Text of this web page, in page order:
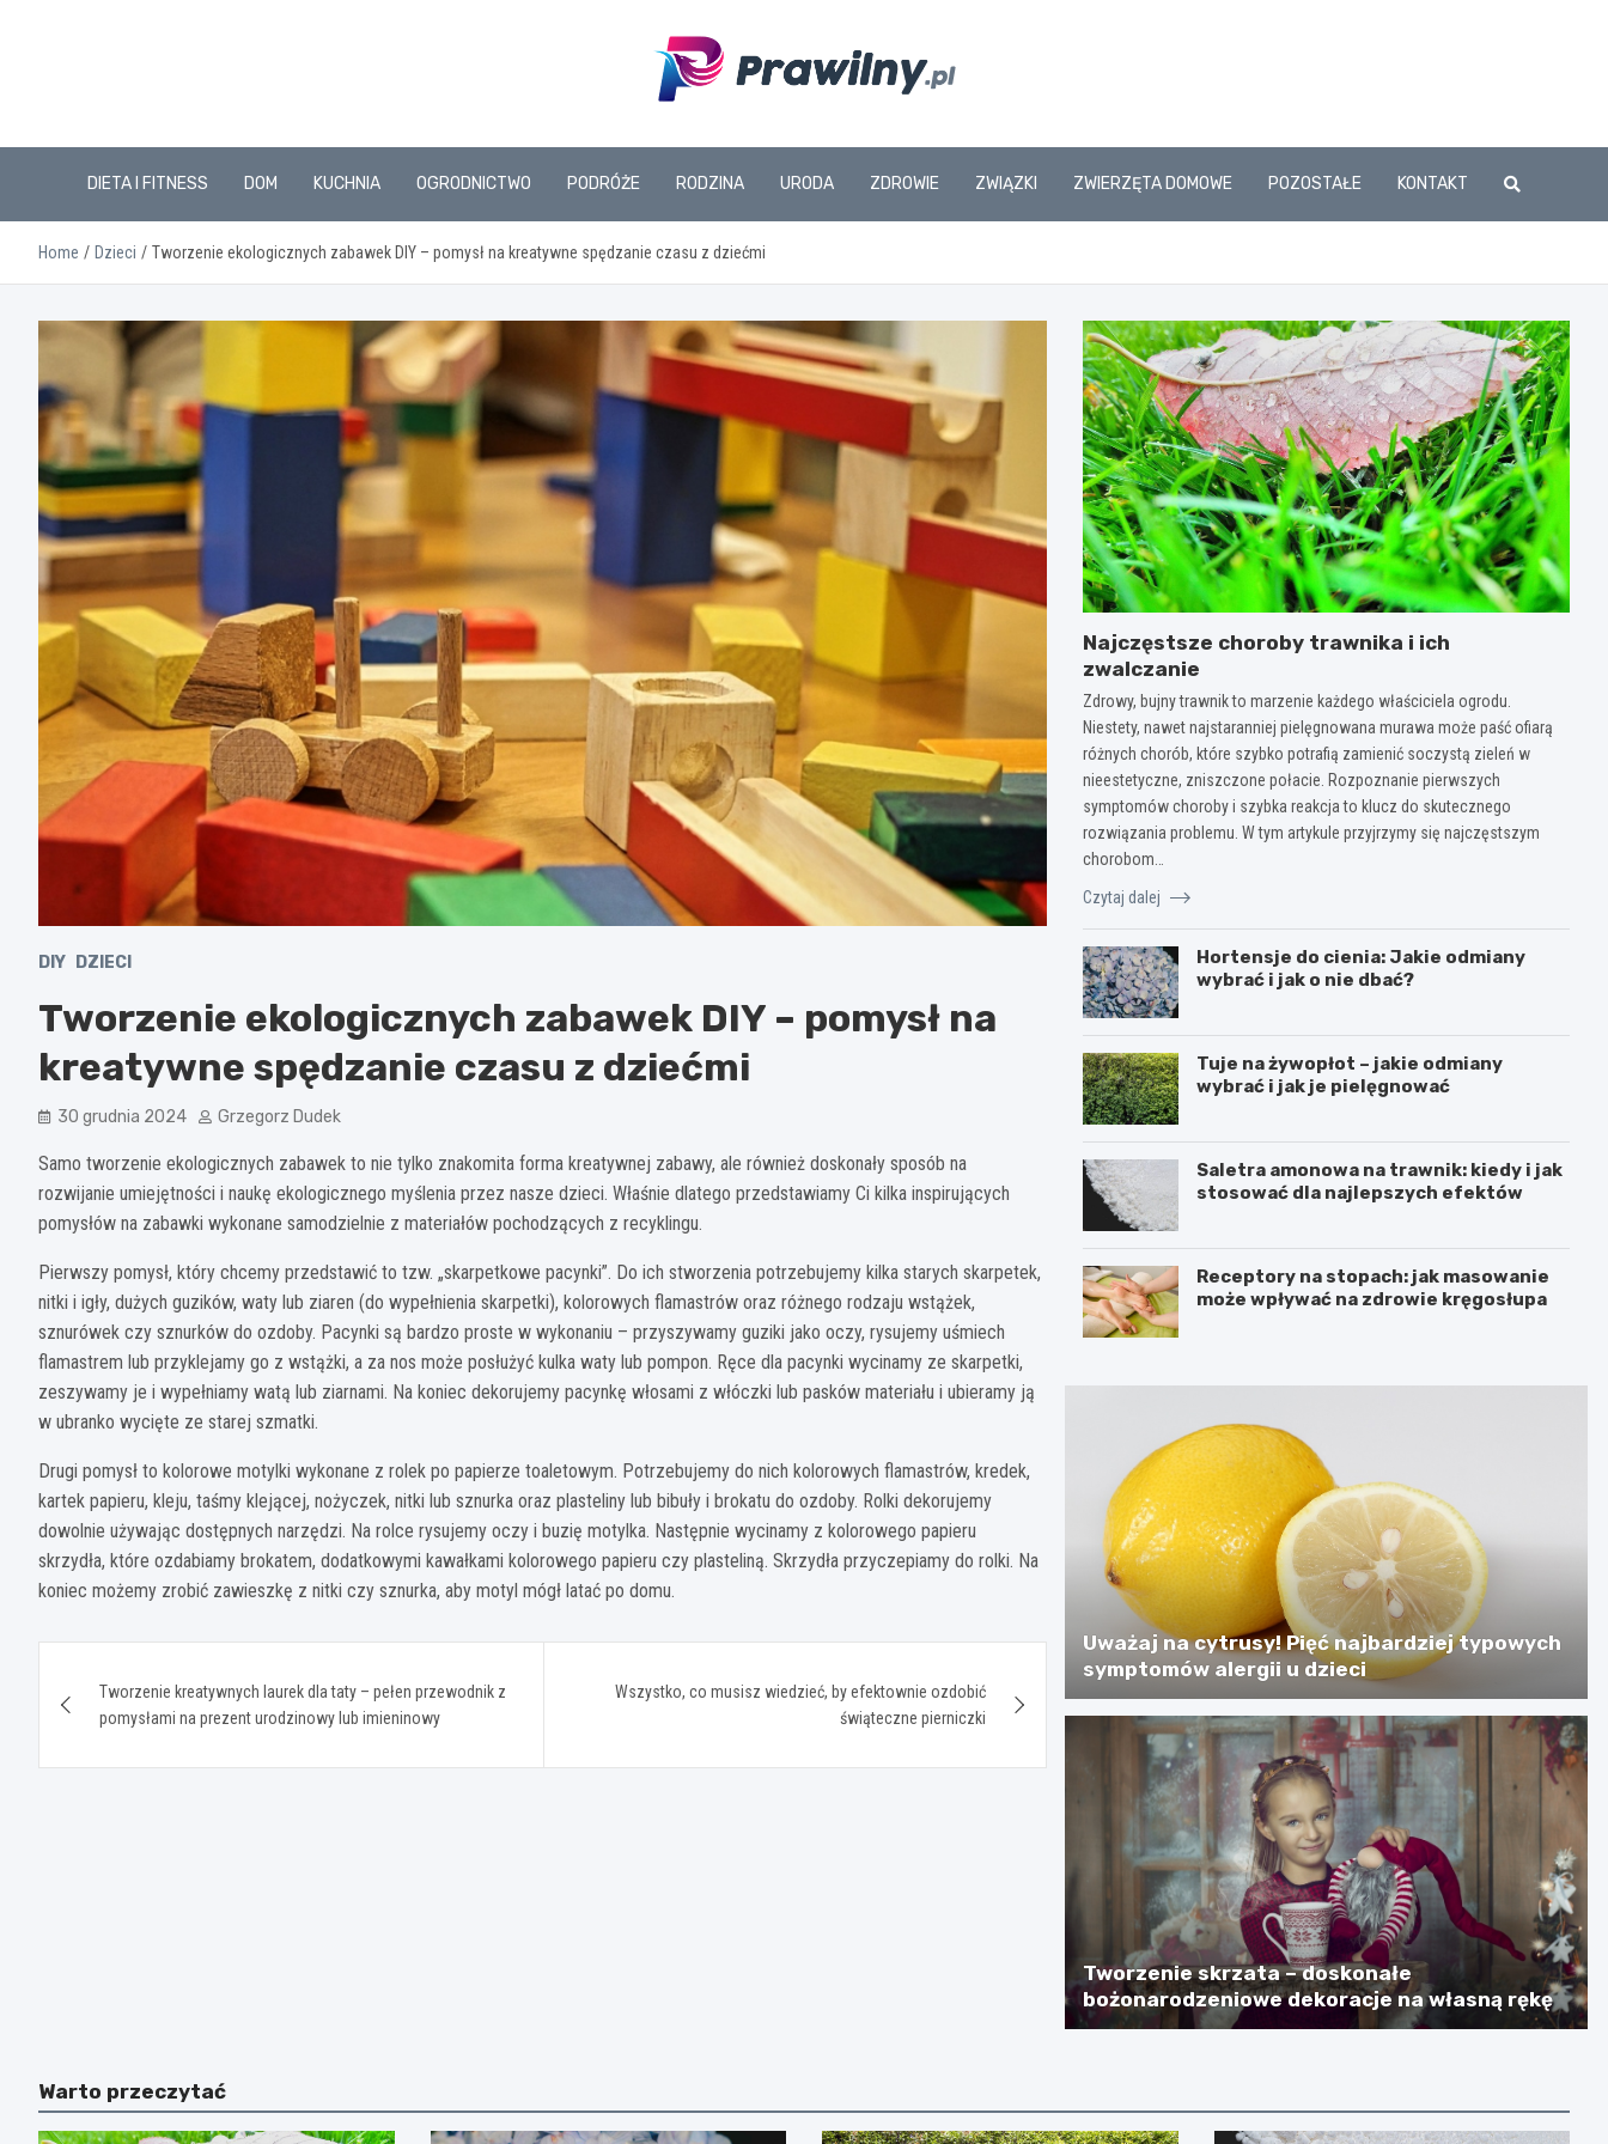
DIETA I FITNESS DOM KUCHNIA OGRODNICTWO PODRÓŻE RODZINA URODA ZDROWIE ZWIĄZKI ZWIERZĘTA DOMOWE POZOSTAŁE KONTAKT
Home Dzieci Tworzenie ekologicznych zabawek DIY – pomysł na kreatywne spędzanie czasu z dziećmi
DIY DZIECI
Tworzenie ekologicznych zabawek DIY – pomysł na
kreatywne spędzanie czasu z dziećmi
30 grudnia 2024 Grzegorz Dudek
Samo tworzenie ekologicznych zabawek to nie tylko znakomita forma kreatywnej zabawy, ale również doskonały sposób na
rozwijanie umiejętności i naukę ekologicznego myślenia przez nasze dzieci. Właśnie dlatego przedstawiamy Ci kilka inspirujących
pomysłów na zabawki wykonane samodzielnie z materiałów pochodzących z recyklingu.
Pierwszy pomysł, który chcemy przedstawić to tzw. „skarpetkowe pacynki”. Do ich stworzenia potrzebujemy kilka starych skarpetek,
nitki i igły, dużych guzików, waty lub ziaren (do wypełnienia skarpetki), kolorowych flamastrów oraz różnego rodzaju wstążek,
sznurówek czy sznurków do ozdoby. Pacynki są bardzo proste w wykonaniu – przyszywamy guziki jako oczy, rysujemy uśmiech
flamastrem lub przyklejamy go z wstążki, a za nos może posłużyć kulka waty lub pompon. Ręce dla pacynki wycinamy ze skarpetki,
zeszywamy je i wypełniamy watą lub ziarnami. Na koniec dekorujemy pacynkę włosami z włóczki lub pasków materiału i ubieramy ją
w ubranko wycięte ze starej szmatki.
Drugi pomysł to kolorowe motylki wykonane z rolek po papierze toaletowym. Potrzebujemy do nich kolorowych flamastrów, kredek,
kartek papieru, kleju, taśmy klejącej, nożyczek, nitki lub sznurka oraz plasteliny lub bibuły i brokatu do ozdoby. Rolki dekorujemy
dowolnie używając dostępnych narzędzi. Na rolce rysujemy oczy i buzię motylka. Następnie wycinamy z kolorowego papieru
skrzydła, które ozdabiamy brokatem, dodatkowymi kawałkami kolorowego papieru czy plasteliną. Skrzydła przyczepiamy do rolki. Na
koniec możemy zrobić zawieszkę z nitki czy sznurka, aby motyl mógł latać po domu.
wpisu
Tworzenie kreatywnych laurek dla taty – pełen przewodnik z
pomysłami na prezent urodzinowy lub imieninowy
Wszystko, co musisz wiedzieć, by efektownie ozdobić
świąteczne pierniczki
Najczęstsze choroby trawnika i ich
zwalczanie
Zdrowy, bujny trawnik to marzenie każdego właściciela ogrodu.
Niestety, nawet najstaranniej pielęgnowana murawa może paść ofiarą
różnych chorób, które szybko potrafią zamienić soczystą zieleń w
nieestetyczne, zniszczone połacie. Rozpoznanie pierwszych
symptomów choroby i szybka reakcja to klucz do skutecznego
rozwiązania problemu. W tym artykule przyjrzymy się najczęstszym
chorobom…
Czytaj dalej
Hortensje do cienia: Jakie odmiany
wybrać i jak o nie dbać?
Tuje na żywopłot – jakie odmiany
wybrać i jak je pielęgnować
Saletra amonowa na trawnik: kiedy i jak
stosować dla najlepszych efektów
Receptory na stopach: jak masowanie
może wpływać na zdrowie kręgosłupa
Uważaj na cytrusy! Pięć najbardziej typowych
symptomów alergii u dzieci
Tworzenie skrzata – doskonałe
bożonarodzeniowe dekoracje na własną rękę
Warto przeczytać